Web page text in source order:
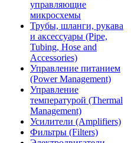
управляющие
микросхемы
Трубы, шланги, рукава
и аксессуары (Pipe,
Tubing, Hose and
Accessories)
Управление питанием
(Power Management)
Управление
температурой (Thermal
Management)
Усилители (Amplifiers)
Фильтры (Filters)